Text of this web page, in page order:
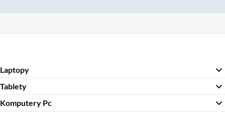
Laptopy
Tablety
Komputery Pc